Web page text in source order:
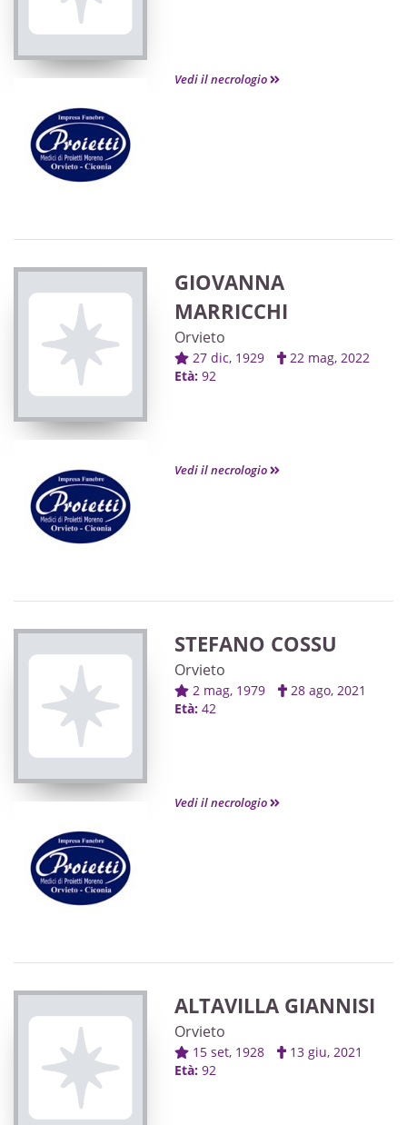
Vedi il necrologio
GIOVANNA
MARRICCHI
Orvieto
27 dic, 1929
22 mag, 2022
Età: 92
Vedi il necrologio
STEFANO COSSU
Orvieto
2 mag, 1979
28 ago, 2021
Età: 42
Vedi il necrologio
ALTAVILLA GIANNISI
Orvieto
15 set, 1928
13 giu, 2021
Età: 92